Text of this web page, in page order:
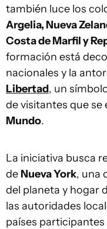
también luce los
Argelia, Nueva
Costa de Marfil y
formación está
nacionales y la
Libertad, un
de visitantes que se
Mundo.
La iniciativa busca
de Nueva York, una
del planeta y hogar
las autoridades
países